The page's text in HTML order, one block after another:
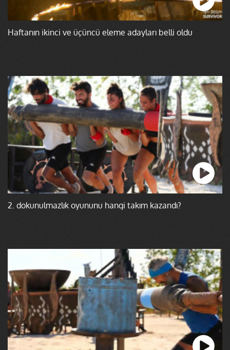
Haftanın ikinci ve üçüncü eleme adayları belli oldu
2. dokunulmazlık oyununu hangi takım kazandı?